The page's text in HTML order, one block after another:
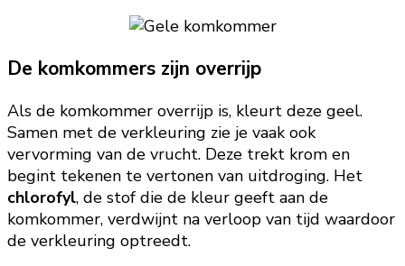
De komkommers zijn overrijp
Als de komkommer overrijp is, kleurt deze geel.
Samen met de verkleuring zie je vaak ook
vervorming van de vrucht. Deze trekt krom en
begint tekenen te vertonen van uitdroging. Het
chlorofyl, de stof die de kleur geeft aan de
komkommer, verdwijnt na verloop van tijd waardoor
de verkleuring optreedt.